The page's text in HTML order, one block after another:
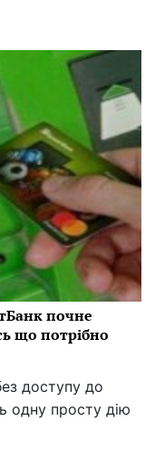
почне
що потрібно
доступу до
одну просту дію